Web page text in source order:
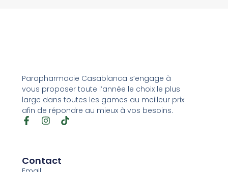
Parapharmacie Casablanca s’engage à
vous proposer toute l’année le choix le plus
large dans toutes les games au meilleur prix
afin de répondre au mieux à vos besoins.
Contact